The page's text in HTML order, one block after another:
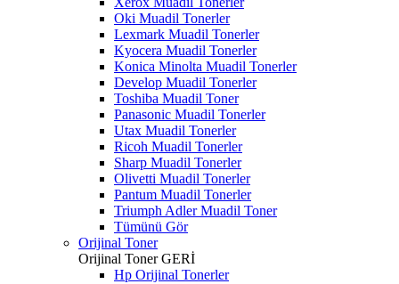
Oki Muadil Tonerler
Lexmark Muadil Tonerler
Kyocera Muadil Tonerler
Konica Minolta Muadil Tonerler
Develop Muadil Tonerler
Toshiba Muadil Toner
Panasonic Muadil Tonerler
Utax Muadil Tonerler
Ricoh Muadil Tonerler
Sharp Muadil Tonerler
Olivetti Muadil Tonerler
Pantum Muadil Tonerler
Triumph Adler Muadil Toner
Tümünü Gör
Orijinal Toner
Orijinal TonerGERİ
Hp Orijinal Tonerler